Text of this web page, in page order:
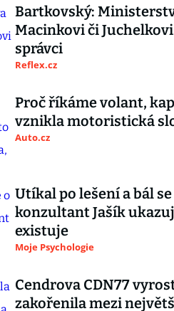
Bartkovský:
Macinkovi či
správci
Reflex.cz
Proč říkáme volant,
vznikla motoristická
Auto.cz
Utíkal po lešení a bál
konzultant Jašík
existuje
Moje Psychologie
Cendrova CDN77
zakořenila mezi